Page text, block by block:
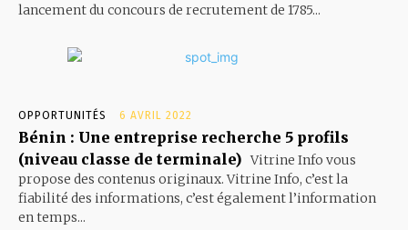
lancement du concours de recrutement de 1785...
OPPORTUNITÉS 6 AVRIL 2022
Bénin : Une entreprise recherche 5 profils
(niveau classe de terminale) Vitrine Info vous
propose des contenus originaux. Vitrine Info, c’est la
fiabilité des informations, c’est également l’information
en temps...